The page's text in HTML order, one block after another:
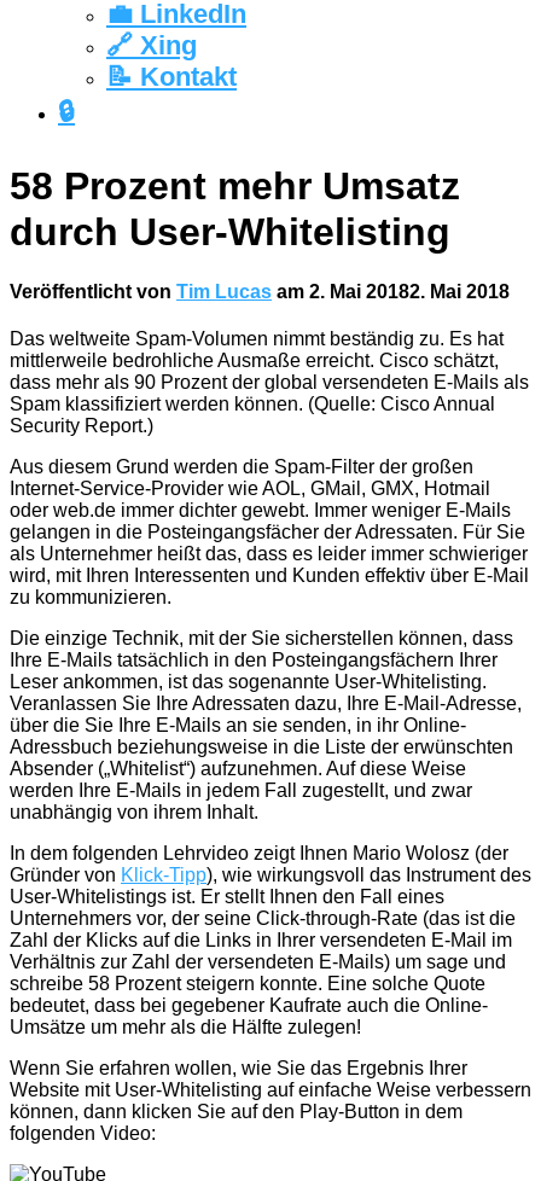
💼 LinkedIn
🔗 Xing
📝 Kontakt
🔒
58 Prozent mehr Umsatz
durch User-Whitelisting
Veröffentlicht von Tim Lucas am 2. Mai 20182. Mai 2018
Das weltweite Spam-Volumen nimmt beständig zu. Es hat
mittlerweile bedrohliche Ausmaße erreicht. Cisco schätzt,
dass mehr als 90 Prozent der global versendeten E-Mails als
Spam klassifiziert werden können. (Quelle: Cisco Annual
Security Report.)
Aus diesem Grund werden die Spam-Filter der großen
Internet-Service-Provider wie AOL, GMail, GMX, Hotmail
oder web.de immer dichter gewebt. Immer weniger E-Mails
gelangen in die Posteingangsfächer der Adressaten. Für Sie
als Unternehmer heißt das, dass es leider immer schwieriger
wird, mit Ihren Interessenten und Kunden effektiv über E-Mail
zu kommunizieren.
Die einzige Technik, mit der Sie sicherstellen können, dass
Ihre E-Mails tatsächlich in den Posteingangsfächern Ihrer
Leser ankommen, ist das sogenannte User-Whitelisting.
Veranlassen Sie Ihre Adressaten dazu, Ihre E-Mail-Adresse,
über die Sie Ihre E-Mails an sie senden, in ihr Online-
Adressbuch beziehungsweise in die Liste der erwünschten
Absender („Whitelist“) aufzunehmen. Auf diese Weise
werden Ihre E-Mails in jedem Fall zugestellt, und zwar
unabhängig von ihrem Inhalt.
In dem folgenden Lehrvideo zeigt Ihnen Mario Wolosz (der
Gründer von Klick-Tipp), wie wirkungsvoll das Instrument des
User-Whitelistings ist. Er stellt Ihnen den Fall eines
Unternehmers vor, der seine Click-through-Rate (das ist die
Zahl der Klicks auf die Links in Ihrer versendeten E-Mail im
Verhältnis zur Zahl der versendeten E-Mails) um sage und
schreibe 58 Prozent steigern konnte. Eine solche Quote
bedeutet, dass bei gegebener Kaufrate auch die Online-
Umsätze um mehr als die Hälfte zulegen!
Wenn Sie erfahren wollen, wie Sie das Ergebnis Ihrer
Website mit User-Whitelisting auf einfache Weise verbessern
können, dann klicken Sie auf den Play-Button in dem
folgenden Video: